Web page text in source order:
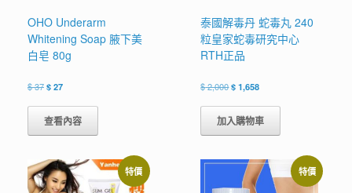
OHO Underarm
Whitening Soap 腋下美
白皂 80g
$37原
價
格：
$ 37。
$27目
價
格：
$ 27。
查看內容
泰國解毒丹 蛇毒丸 240
粒皇家蛇毒研究中心
RTH正品
$2,000原
價
格：
$ 2,000。
$1,658目
價
格：
$ 1,658。
加入購物車
特價 特價